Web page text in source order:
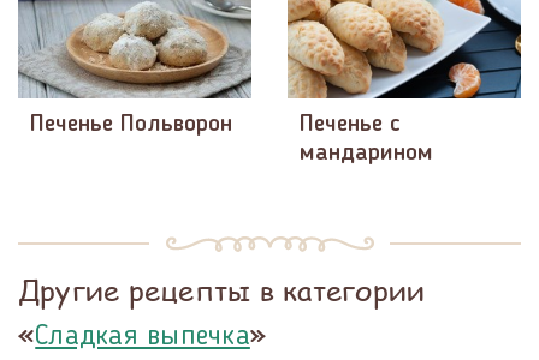
Печенье Польворон
Печенье с
мандарином
Другие рецепты в категории
«Сладкая выпечка»